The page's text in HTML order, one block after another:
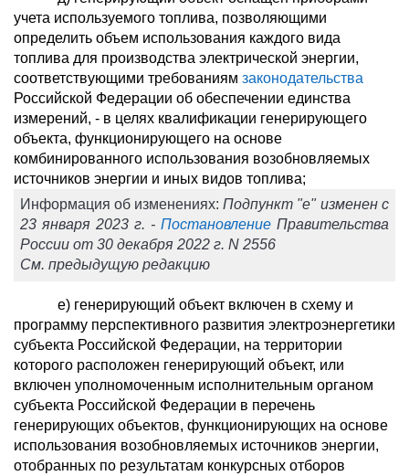
учета используемого топлива, позволяющими
определить объем использования каждого вида
топлива для производства электрической энергии,
соответствующими требованиям законодательства
Российской Федерации об обеспечении единства
измерений, - в целях квалификации генерирующего
объекта, функционирующего на основе
комбинированного использования возобновляемых
источников энергии и иных видов топлива;
Информация об изменениях: Подпункт "е" изменен с
23 января 2023 г. -Постановление Правительства
России от 30 декабря 2022 г. N 2556
См. предыдущую редакцию
е) генерирующий объект включен в схему и
программу перспективного развития электроэнергетики
субъекта Российской Федерации, на территории
которого расположен генерирующий объект, или
включен уполномоченным исполнительным органом
субъекта Российской Федерации в перечень
генерирующих объектов, функционирующих на основе
использования возобновляемых источников энергии,
отобранных по результатам конкурсных отборов